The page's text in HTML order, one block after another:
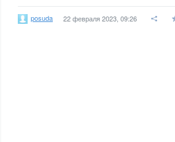
posuda 22 февраля 2023, 09:26